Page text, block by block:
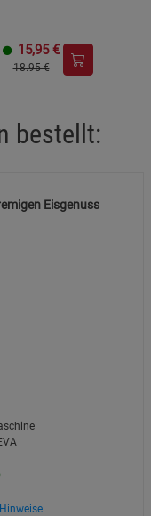
15,95 €
18.95 €
bestellt:
Eisgenuss
Hinweise